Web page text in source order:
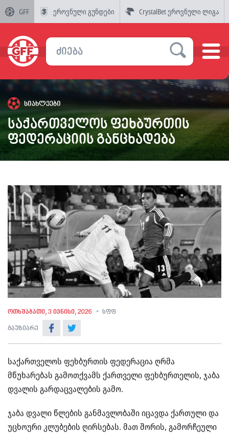
GFF ეროვნული გუნდები CrystalBet ეროვნული ლიგა
სიახლეები
საქართველოს ფეხბურთის
ფედერაციის განცხადება
ოთხშაბათი, 3 ივნისი, 2026 სფფ
გაუზიარე
საქართველოს ფეხბურთის ფედერაცია ღრმა
მწუხარებას გამოთქვამს ქართველი ფეხბურთელის, ჯაბა
დვალის გარდაცვალების გამო.
ჯაბა დვალი წლების განმავლობაში იცავდა ქართული და
უცხოური კლუბების ღირსებას. მათ შორის, გამორჩეული